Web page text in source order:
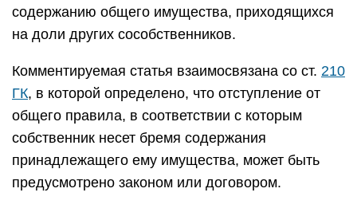
содержанию общего имущества, приходящихся
на доли других сособственников.
Комментируемая статья взаимосвязана со ст. 210
ГК, в которой определено, что отступление от
общего правила, в соответствии с которым
собственник несет бремя содержания
принадлежащего ему имущества, может быть
предусмотрено законом или договором.